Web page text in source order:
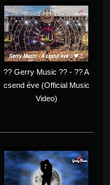
?? Gerry Music ?? - ?? A
csend éve (Official Music
Video)